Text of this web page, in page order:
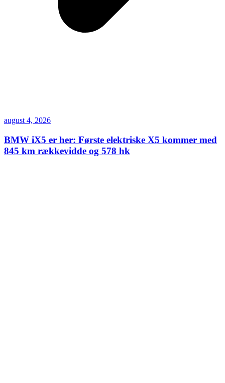
august 4, 2026
BMW iX5 er her: Første elektriske X5 kommer med
845 km rækkevidde og 578 hk